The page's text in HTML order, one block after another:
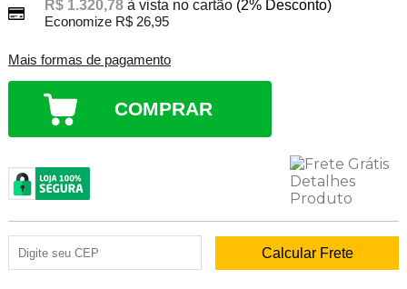
R$ 1.320,78 à vista no cartão (2% Desconto)
Economize R$ 26,95
Mais formas de pagamento
COMPRAR